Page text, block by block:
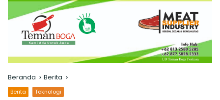
Beranda Berita
Berita Teknologi